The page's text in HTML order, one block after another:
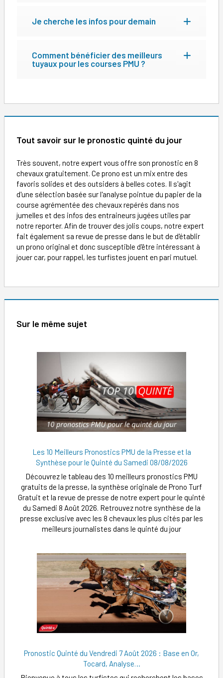
Je cherche les infos pour demain
Comment bénéficier des meilleurs
tuyaux pour les courses PMU ?
Tout savoir sur le pronostic quinté du jour
Très souvent, notre expert vous offre son pronostic en 8
chevaux gratuitement. Ce prono est un mix entre des
favoris solides et des outsiders à belles cotes. Il s'agit
d'une sélection basée sur l'analyse pointue du papier de la
course agrémentée des chevaux repérés dans nos
jumelles et des infos des entraineurs jugées utiles par
notre reporter. Afin de trouver des jolis coups, notre expert
fait également sa revue de presse dans le but de d'établir
un prono original et donc susceptible d'être intéressant à
jouer car, pour rappel, les turfistes jouent en pari mutuel.
Sur le même sujet
Les 10 Meilleurs Pronostics PMU de la Presse et la
Synthèse pour le Quinté du Samedi 08/08/2026
Découvrez le tableau des 10 meilleurs pronostics PMU
gratuits de la presse, la synthèse originale de Prono Turf
Gratuit et la revue de presse de notre expert pour le quinté
du Samedi 8 Août 2026. Retrouvez notre synthèse de la
presse exclusive avec les 8 chevaux les plus cités par les
meilleurs journalistes dans le quinté du jour
Pronostic Quinté du Vendredi 7 Août 2026 : Base en Or,
Tocard, Analyse…